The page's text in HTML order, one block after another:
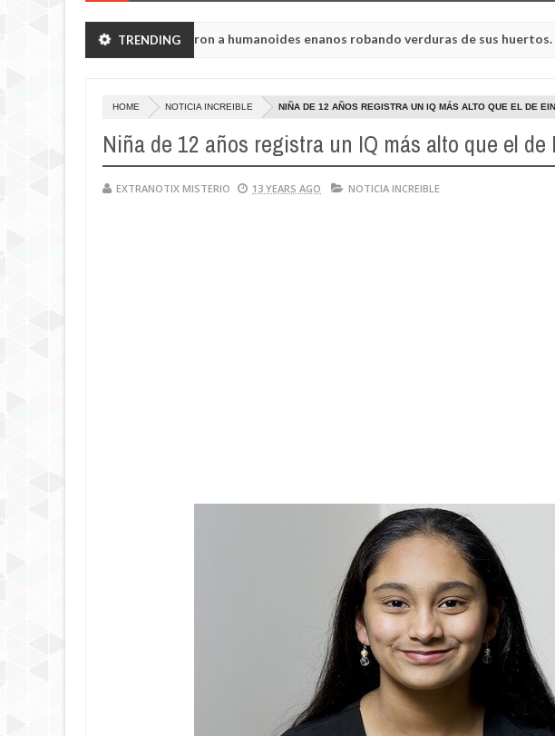
TRENDING
de Chelyabinsk vieron a humanoides enanos robando verduras de sus huertos.
HOME NOTICIA INCREIBLE NIÑA DE 12 AÑOS REGISTRA UN IQ MÁS ALTO QUE EL DE
Niña de 12 años registra un IQ más alto que el de
EXTRANOTIX MISTERIO 13 YEARS AGO NOTICIA INCREIBLE